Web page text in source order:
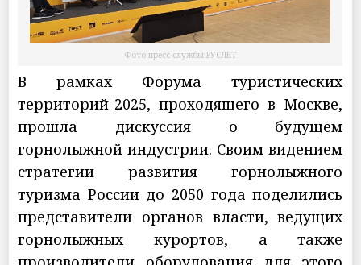
Фото пресс-службы РУСЛЕТ
В рамках Форума туристических
территорий-2025, проходящего в Москве,
прошла дискуссия о будущем
горнолыжной индустрии. Своим видением
стратегии развития горнолыжного
туризма России до 2050 года поделились
представители органов власти, ведущих
горнолыжных курортов, а также